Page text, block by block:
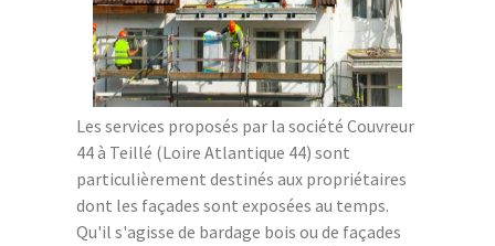
Les services proposés par la société Couvreur
44 à Teillé (Loire Atlantique 44) sont
particulièrement destinés aux propriétaires
dont les façades sont exposées au temps.
Qu'il s'agisse de bardage bois ou de façades